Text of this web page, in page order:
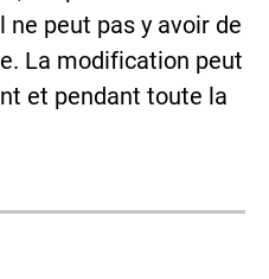
ne peut pas y avoir de
La modification peut
et pendant toute la